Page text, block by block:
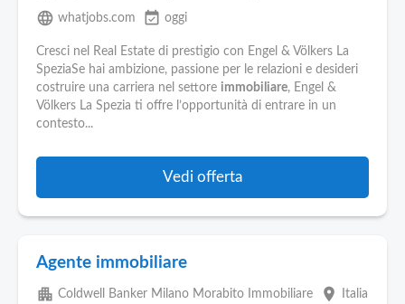
language whatjobs.com event_available oggi
Cresci nel Real Estate di prestigio con Engel & Völkers La
SpeziaSe hai ambizione, passione per le relazioni e desideri
costruire una carriera nel settore immobiliare, Engel &
Völkers La Spezia ti offre l’opportunità di entrare in un
contesto...
Vedi offerta
Agente immobiliare
apartment Coldwell Banker Milano Morabito Immobiliare place Italia